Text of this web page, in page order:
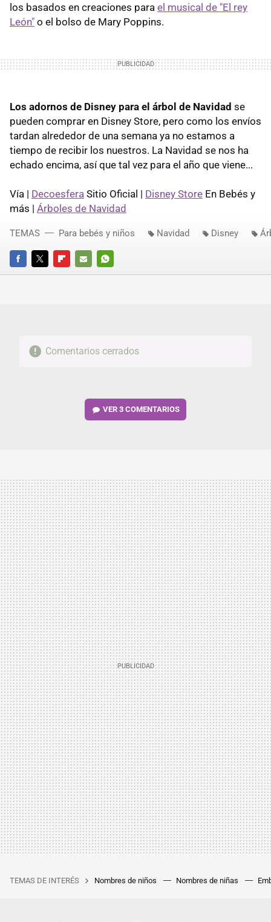
los basados en creaciones para el musical de "El rey
León" o el bolso de Mary Poppins.
Los adornos de Disney para el árbol de Navidad se
pueden comprar en Disney Store, pero como los envíos
tardan alrededor de una semana ya no estamos a
tiempo de recibir los nuestros. La Navidad se nos ha
echado encima, así que tal vez para el año que viene...
Vía | Decoesfera Sitio Oficial | Disney Store En Bebés y
más | Árboles de Navidad
FACEBOOKTWITTERFLIPBOARD
E-
WHATSAPP
TEMAS Para bebés y niños Navidad Disney
Comentarios cerrados
VER3 COMENTARIOS
TEMAS DE INTERÉS Nombres de niños Nombres de niñas